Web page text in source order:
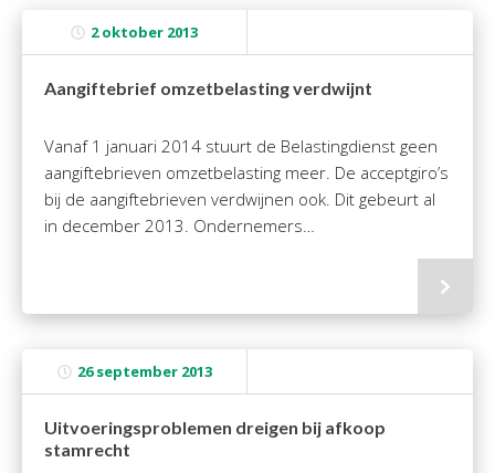
BaseCone – Facturen
Klantenportaal – Online dossiers
Online Salaris – Salarissen
Nextens-Accorderen aangiften
2 oktober 2013
Aangiftebrief omzetbelasting verdwijnt
Vanaf 1 januari 2014 stuurt de Belastingdienst geen
aangiftebrieven omzetbelasting meer. De acceptgiro’s
bij de aangiftebrieven verdwijnen ook. Dit gebeurt al
in december 2013. Ondernemers…
26 september 2013
Uitvoeringsproblemen dreigen bij afkoop
stamrecht